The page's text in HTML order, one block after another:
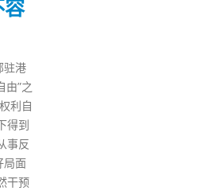
驻港
”之
利自
得到
事反
局面
干预